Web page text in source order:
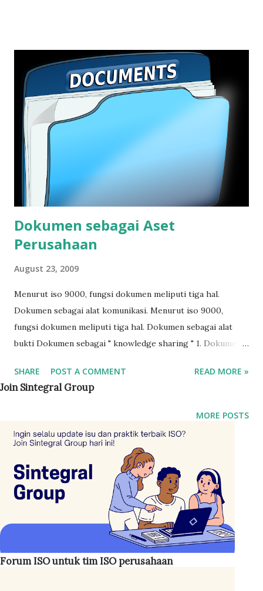
Working Instruction (WI) atau Instruksi kerja (IK) adalah
dokumen yang menjelaskan aturan kerja secara rinci.
Instruksi kerja umumnya hanya berlaku di satu unit kerja.
Formulir atau rekaman adalah dokumen jenis khusus.
Dokumen ini menunjukkan bukti telah dilaksanakannya suatu
kegiatan. Tingkatan dokumen iso di atas adalah hirarki yang
sering digunakan dalam penerapan sistem manajemen mutu
ISO 9001. Namun demikian, apabila perusahaan memiliki
sistem tingkatan dokumentasi yang telah disesuaikan den...
Dokumen sebagai Aset
Perusahaan
August 23, 2009
Menurut iso 9000, fungsi dokumen meliputi tiga hal.
Dokumen sebagai alat komunikasi. Menurut iso 9000,
fungsi dokumen meliputi tiga hal. Dokumen sebagai alat
bukti Dokumen sebagai " knowledge sharing " 1. Dokumen
document) termuat informasi-informasi penting untuk
melaksanakan pekerjaan. Contohnya dokumen yang memuat
bukti Seorang inspektor dapat menunjukkan butki bahwa ia
telah melakukan inspeksi barang dengan menunjukkan
checksheet pemeriksaan barang. Checksheet adalah
dokumen. 3. Dokumen sebagai " knowledge sharing "
Dengan menggunakan drawing yang terdahulu, misalnya,
seorang designer dapat mengembangkan produk barunya.
Seperti aset-aset perusahaan yang lain, dokumen harus
dikontrol secara sistematis dan terstruktur. Tujuannya agar
SHARE POST A COMMENT READ MORE »
MORE POSTS
Join Sintegral Group
Forum ISO untuk tim ISO perusahaan